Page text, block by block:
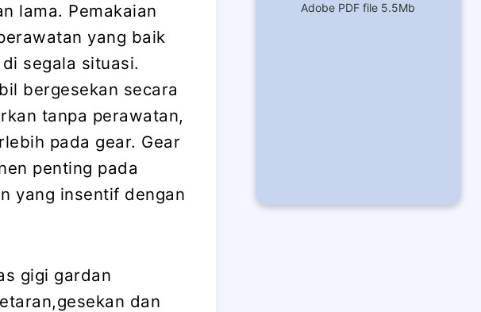
lama. Pemakaian
yang baik
segala situasi.
bergesekan secara
tanpa perawatan,
pada gear. Gear
penting pada
yang insentif dengan
gigi gardan
dan
Adobe PDF file 5.5Mb